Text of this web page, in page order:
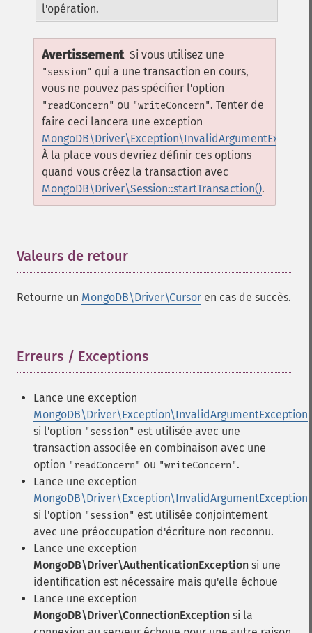
l'opération.
Avertissement Si vous utilisez une
"session" qui a une transaction en cours,
vous ne pouvez pas spécifier l'option
"readConcern" ou "writeConcern". Tenter de
faire ceci lancera une exception
À la place vous devriez définir ces options
quand vous créez la transaction avec
MongoDB\Driver\Session::startTransaction().
Valeurs de retour
Retourne un MongoDB\Driver\Cursor en cas de succès.
Erreurs / Exceptions
Lance une exception
MongoDB\Driver\Exception\InvalidArgumentException
si l'option "session" est utilisée avec une
transaction associée en combinaison avec une
option "readConcern" ou "writeConcern".
Lance une exception
MongoDB\Driver\Exception\InvalidArgumentException
si l'option "session" est utilisée conjointement
avec une préoccupation d'écriture non reconnu.
Lance une exception
MongoDB\Driver\AuthenticationException si une
identification est nécessaire mais qu'elle échoue
Lance une exception
MongoDB\Driver\ConnectionException si la